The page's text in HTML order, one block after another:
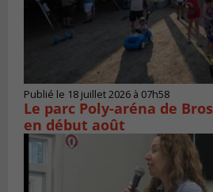
Publié le 18 juillet 2026 à 07h58
Le parc Poly-aréna de
en début août